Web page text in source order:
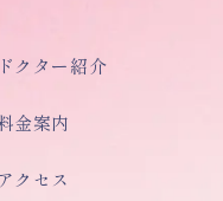
ドクター紹介
金案内
アクセス